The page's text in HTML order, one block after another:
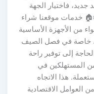
فاختيار الجهة
خدمات موقعنا شراء
من الأجهزة الأساسية
خاصة في فصل الصيف
إلى توفير راحة
من المستهلكين في
هذا الاتجاه
العوامل الاقتصادية